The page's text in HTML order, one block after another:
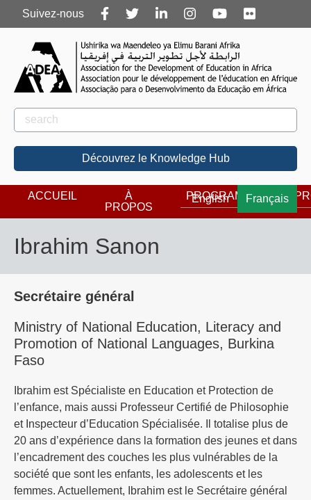
Follow
us
Suivez-nous
Rechercher
Rechercher
Découvrez le Knowledge Hub
English Français
ACCUEIL
À
PROPOS
PROGRAMMES
Ibrahim Sanon
Secrétaire général
Ministry of National Education, Literacy and
Promotion of National Languages, Burkina
Faso
Ibrahim est Spécialiste en Education et Protection de
l’enfance, mais aussi Professeur Certifié de Philosophie
et Inspecteur d’Education Spécialisée. Il totalise plus de
20 ans d’expérience dans la formation des jeunes et dans
l’encadrement des couches les plus vulnérables de la
société que sont les enfants, les adolescents et les
femmes. Actuellement, Ibrahim est le Secrétaire général